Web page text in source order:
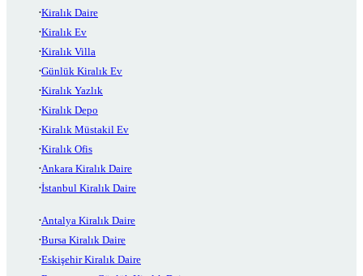
Kiralık Daire
Kiralık Ev
Kiralık Villa
Günlük Kiralık Ev
Kiralık Yazlık
Kiralık Depo
Kiralık Müstakil Ev
Kiralık Ofis
Ankara Kiralık Daire
İstanbul Kiralık Daire
Antalya Kiralık Daire
Bursa Kiralık Daire
Eskişehir Kiralık Daire